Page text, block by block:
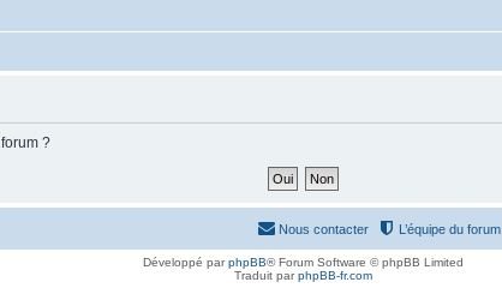
?
L’équipe du forum
Nous contacter
Développé parphpBB® Forum Software © phpBB Limited
Traduit parphpBB-fr.com